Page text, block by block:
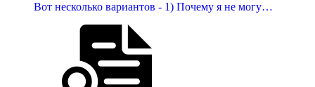
Вот несколько вариантов - 1) Почему я не могу…